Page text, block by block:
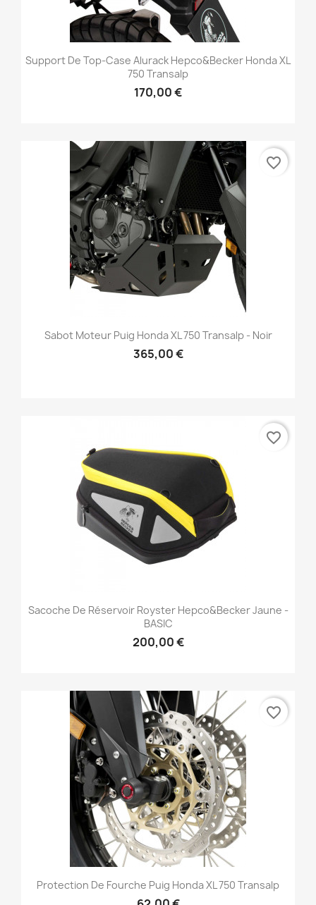
Support De Top-Case Alurack Hepco&Becker Honda XL
750 Transalp
170,00 €
Sabot Moteur Puig Honda XL 750 Transalp - Noir
365,00 €
favorite_border
Sacoche De Réservoir Royster Hepco&Becker Jaune -
BASIC
200,00 €
favorite_border
Protection De Fourche Puig Honda XL 750 Transalp
favorite_border